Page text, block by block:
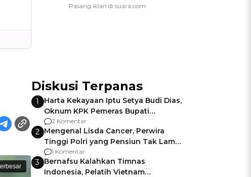
Diskusi Terpanas
1
Harta Kekayaan Iptu Setya Budi Dias,
Oknum KPK Pemeras Bupati
Pemalang
2 Komentar
2 Mengenal Lisda Cancer, Perwira
Tinggi Polri yang Pensiun Tak Lama
Usai Jadi Brigjen
1 Komentar
3 Bernafsu Kalahkan Timnas
Indonesia, Pelatih Vietnam